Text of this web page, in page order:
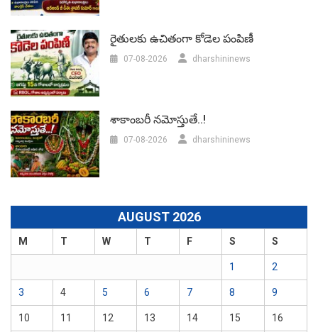
రైతులకు ఉచితంగా కోడెల పంపిణీ
07-08-2026 dharshininews
శాకాంబరీ నమోస్తుతే..!
07-08-2026 dharshininews
AUGUST 2026
M T W T F S S
1 2
3 4 5 6 7 8 9
10 11 12 13 14 15 16